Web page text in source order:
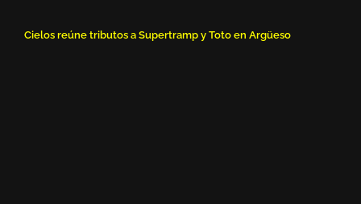
Cielos reúne tributos a Supertramp y Toto en Argüeso